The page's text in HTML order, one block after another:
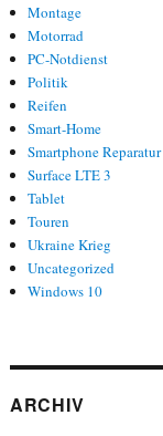
Montage
Motorrad
PC-Notdienst
Politik
Reifen
Smart-Home
Smartphone Reparatur
Surface LTE 3
Tablet
Touren
Ukraine Krieg
Uncategorized
Windows 10
ARCHIV